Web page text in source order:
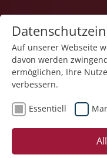
Veranstaltung
und
Auf unserer Webseite
davon werden
ermöglichen, Ihre
verbessern.
Essentiell